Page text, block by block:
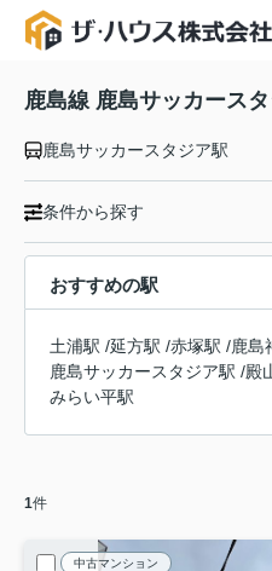
鹿島線 鹿島サッカース
鹿島サッカースタジア駅
条件から探す
おすすめの駅
土浦駅 /延方駅 /赤塚駅 /鹿島
鹿島サッカースタジア駅 /殿
みらい平駅
1件
中古マンション